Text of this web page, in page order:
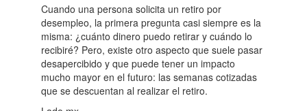
Cuando una persona solicita un retiro por
desempleo, la primera pregunta casi siempre es la
misma: ¿cuánto dinero puedo retirar y cuándo lo
recibiré? Pero, existe otro aspecto que suele pasar
desapercibido y que puede tener un impacto
mucho mayor en el futuro: las semanas cotizadas
que se descuentan al realizar el retiro.